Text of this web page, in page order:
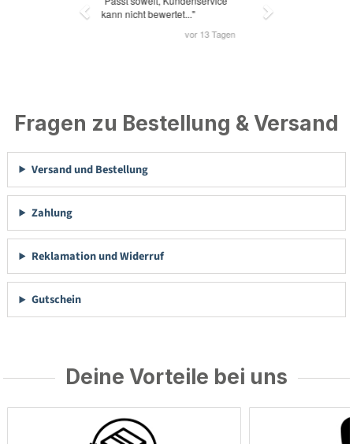
Fragen zu Bestellung & Versand
Versand und Bestellung
Zahlung
Reklamation und Widerruf
Gutschein
Deine Vorteile bei uns